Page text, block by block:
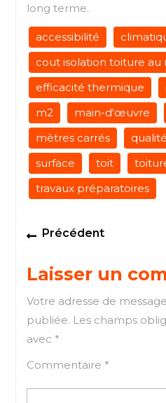
long terme.
accessibilité
cout isolation toiture au
efficacité thermique
m2
main-d'œuvre
mètres carrés
qualité
surface
toit
travaux préparatoires
Navigation
de
l’article
PrécédentPrevious
Laisser un
Votre adresse de
publiée. Les champs
avec *
Commentaire *